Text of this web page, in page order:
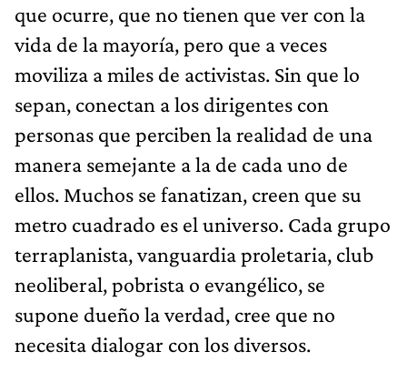
que ocurre, que no tienen que ver con la
vida de la mayoría, pero que a veces
moviliza a miles de activistas. Sin que lo
sepan, conectan a los dirigentes con
personas que perciben la realidad de una
manera semejante a la de cada uno de
ellos. Muchos se fanatizan, creen que su
metro cuadrado es el universo. Cada grupo
terraplanista, vanguardia proletaria, club
neoliberal, pobrista o evangélico, se
supone dueño la verdad, cree que no
necesita dialogar con los diversos.